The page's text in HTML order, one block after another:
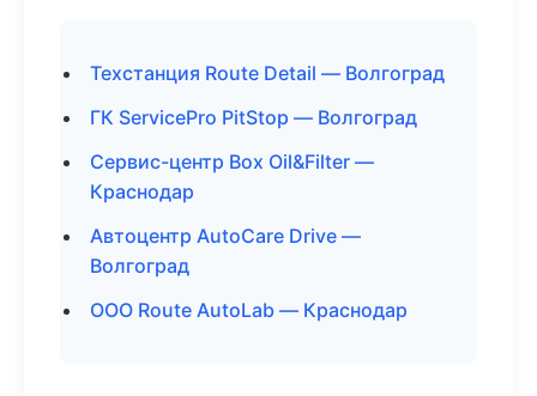
Техстанция Route Detail — Волгоград
ГК ServicePro PitStop — Волгоград
Сервис-центр Box Oil&Filter —
Краснодар
Автоцентр AutoCare Drive —
Волгоград
ООО Route AutoLab — Краснодар